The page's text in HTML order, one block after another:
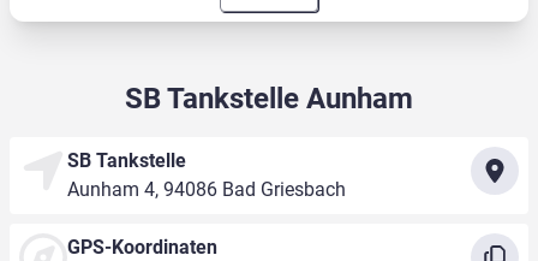
SB Tankstelle Aunham
SB Tankstelle
Aunham 4, 94086 Bad Griesbach
GPS-Koordinaten